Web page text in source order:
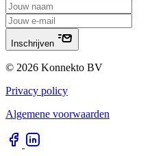
Inschrijven
© 2026 Konnekto BV
Privacy policy
Algemene voorwaarden